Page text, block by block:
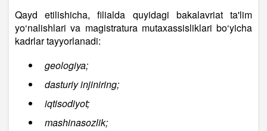
Qayd etilishicha, filialda quyidagi bakalavriat ta'lim
yo‘nalishlari va magistratura mutaxassisliklari bo‘yicha
kadrlar tayyorlanadi:
geologiya;
dasturiy injiniring;
iqtisodiyot;
mashinasozlik;